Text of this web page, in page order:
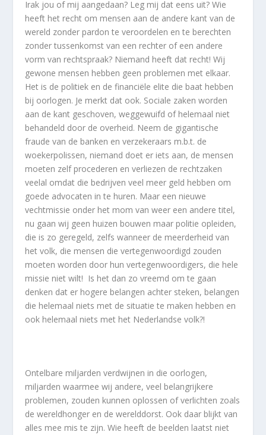
Irak jou of mij aangedaan? Leg mij dat eens uit? Wie
heeft het recht om mensen aan de andere kant van de
wereld zonder pardon te veroordelen en te berechten
zonder tussenkomst van een rechter of een andere
vorm van rechtspraak? Niemand heeft dat recht! Wij
gewone mensen hebben geen problemen met elkaar.
Het is de politiek en de financiële elite die baat hebben
bij oorlogen. Je merkt dat ook. Sociale zaken worden
aan de kant geschoven, weggewuifd of helemaal niet
behandeld door de overheid. Neem de gigantische
fraude van de banken en verzekeraars m.b.t. de
woekerpolissen, niemand doet er iets aan, de mensen
moeten zelf procederen en verliezen de rechtzaken
veelal omdat die bedrijven veel meer geld hebben om
goede advocaten in te huren. Maar een nieuwe
vechtmissie onder het mom van weer een andere titel,
nu gaan wij geen huizen bouwen maar politie opleiden,
die is zo geregeld, zelfs wanneer de meerderheid van
het volk, die mensen die vertegenwoordigd zouden
moeten worden door hun vertegenwoordigers, die hele
missie niet wilt! Is het dan zo vreemd om te gaan
denken dat er hogere belangen achter steken, belangen
die helemaal niets met de situatie te maken hebben en
ook helemaal niets met het Nederlandse volk?!
Ontelbare miljarden verdwijnen in die oorlogen,
miljarden waarmee wij andere, veel belangrijkere
problemen, zouden kunnen oplossen of verlichten zoals
de wereldhonger en de werelddorst. Ook daar blijkt van
alles mee mis te zijn. Wie heeft de beelden laatst niet